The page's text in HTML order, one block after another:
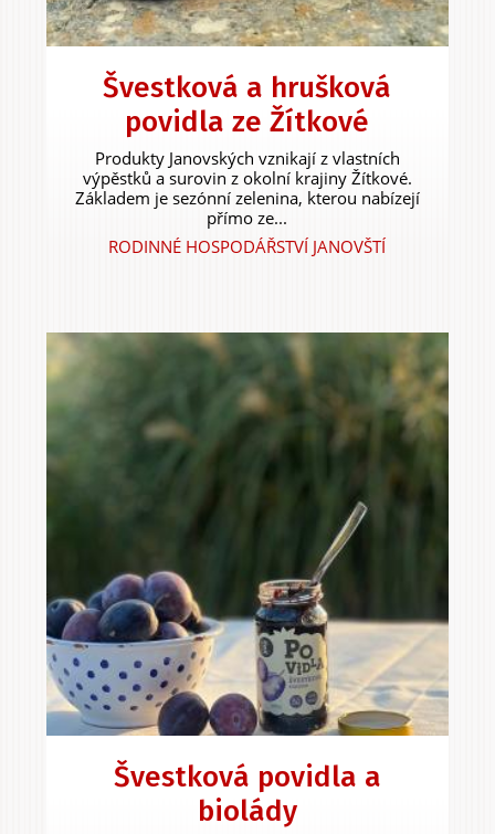
Švestková a hrušková
povidla ze Žítkové
Produkty Janovských vznikají z vlastních
výpěstků a surovin z okolní krajiny Žítkové.
Základem je sezónní zelenina, kterou nabízejí
přímo ze...
RODINNÉ HOSPODÁŘSTVÍ JANOVŠTÍ
Švestková povidla a
biolády